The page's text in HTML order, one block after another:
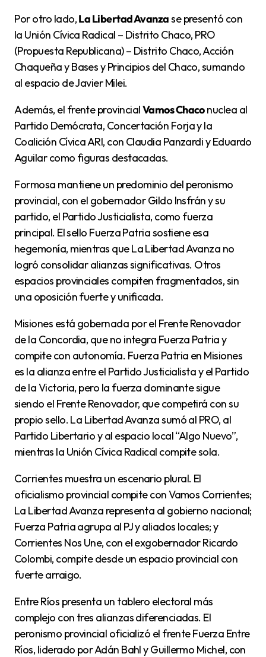
Por otro lado,La Libertad Avanzase presentó con
la Unión Cívica Radical – Distrito Chaco, PRO
(Propuesta Republicana) – Distrito Chaco, Acción
Chaqueña y Bases y Principios del Chaco, sumando
al espacio de Javier Milei.
Además, el frente provincialVamos Chaconuclea al
Partido Demócrata, Concertación Forja y la
Coalición Cívica ARI, con Claudia Panzardi y Eduardo
Aguilar como figuras destacadas.
Formosa mantiene un predominio del peronismo
provincial, con el gobernador Gildo Insfrán y su
partido, el Partido Justicialista, como fuerza
principal. El sello Fuerza Patria sostiene esa
hegemonía, mientras que La Libertad Avanza no
logró consolidar alianzas significativas. Otros
espacios provinciales compiten fragmentados, sin
una oposición fuerte y unificada.
Misiones está gobernada por el Frente Renovador
de la Concordia, que no integra Fuerza Patria y
compite con autonomía. Fuerza Patria en Misiones
es la alianza entre el Partido Justicialista y el Partido
de la Victoria, pero la fuerza dominante sigue
siendo el Frente Renovador, que competirá con su
propio sello. La Libertad Avanza sumó al PRO, al
Partido Libertario y al espacio local “Algo Nuevo”,
mientras la Unión Cívica Radical compite sola.
Corrientes muestra un escenario plural. El
oficialismo provincial compite con Vamos Corrientes;
La Libertad Avanza representa al gobierno nacional;
Fuerza Patria agrupa al PJ y aliados locales; y
Corrientes Nos Une, con el exgobernador Ricardo
Colombi, compite desde un espacio provincial con
fuerte arraigo.
Entre Ríos presenta un tablero electoral más
complejo con tres alianzas diferenciadas. El
peronismo provincial oficializó el frente Fuerza Entre
Ríos, liderado por Adán Bahl y Guillermo Michel, con